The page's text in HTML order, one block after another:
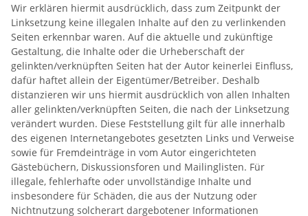
Wir erklären hiermit ausdrücklich, dass zum Zeitpunkt der
Linksetzung keine illegalen Inhalte auf den zu verlinkenden
Seiten erkennbar waren. Auf die aktuelle und zukünftige
Gestaltung, die Inhalte oder die Urheberschaft der
gelinkten/verknüpften Seiten hat der Autor keinerlei Einfluss,
dafür haftet allein der Eigentümer/Betreiber. Deshalb
distanzieren wir uns hiermit ausdrücklich von allen Inhalten
aller gelinkten/verknüpften Seiten, die nach der Linksetzung
verändert wurden. Diese Feststellung gilt für alle innerhalb
des eigenen Internetangebotes gesetzten Links und Verweise
sowie für Fremdeinträge in vom Autor eingerichteten
Gästebüchern, Diskussionsforen und Mailinglisten. Für
illegale, fehlerhafte oder unvollständige Inhalte und
insbesondere für Schäden, die aus der Nutzung oder
Nichtnutzung solcherart dargebotener Informationen